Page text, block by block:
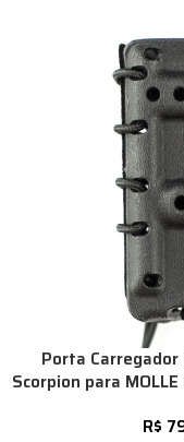
Porta
Scorpion para
R$